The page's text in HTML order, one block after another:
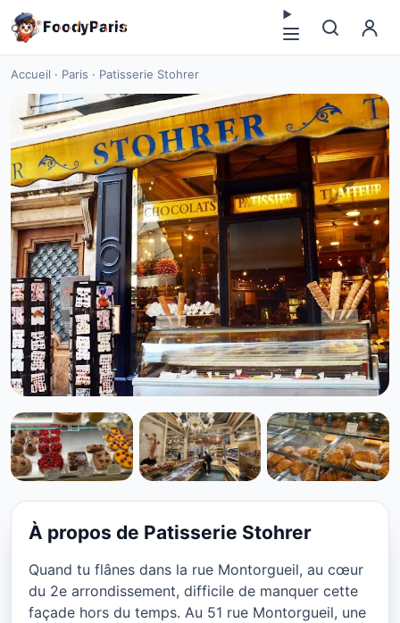
FoodyParis
Accueil · Paris · Patisserie Stohrer
CUISINE EUROPÉENNE
Stohrer, la plus ancienne
pâtisserie de Paris : entre
tradition, passion et
tentation, Paris 2ème
★ 4.5/5
À propos de Patisserie Stohrer
Quand tu flânes dans la rue Montorgueil, au cœur
du 2e arrondissement, difficile de manquer cette
façade hors du temps. Au 51 rue Montorgueil, une